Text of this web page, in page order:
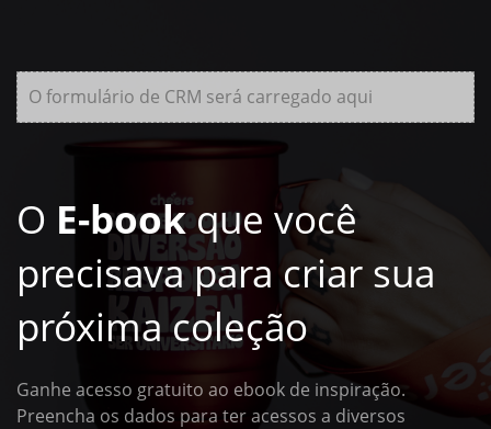
O formulário de CRM será carregado aqui
O E-bookque você
precisava para criar sua
próxima coleção
Ganhe acesso gratuito ao ebook de inspiração.
Preencha os dados para ter acessos a diversos